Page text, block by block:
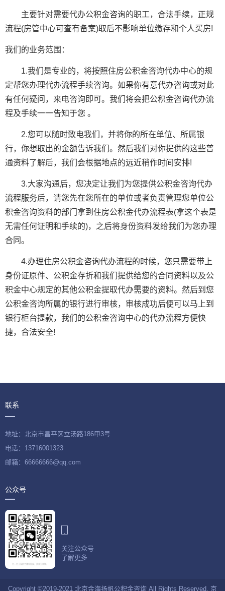
主要针对需要代办公积金咨询的职工，合法手续，正规
流程(房管中心可查有备案)取后不影响单位缴存和个人买房!
我们的业务范围：
1.我们是专业的，将按照住房公积金咨询代办中心的规
定帮您办理代办流程手续咨询。如果你有意代办咨询或对此
有任何疑问，来电咨询即可。我们将会把公积金咨询代办流
程及手续一一告知于您 。
2.您可以随时致电我们，并将你的所在单位、所属银
行，你想取出的金额告诉我们。然后我们对你提供的这些普
通资料了解后，我们会根据地点的远近稍作时间安排!
3.大家沟通后，您决定让我们为您提供公积金咨询代办
流程服务后，请您先在您所在的单位或者负责管理您单位公
积金咨询资料的部门拿到住房公积金代办流程表(拿这个表是
无需任何证明和手续的)，之后将身份资料发给我们为您办理
合同。
4.办理住房公积金咨询代办流程的时候，您只需要带上
身份证原件、公积金存折和我们提供给您的合同资料以及公
积金中心规定的其他公积金提取代办需要的资料。然后到您
公积金咨询所属的银行进行审核，审核成功后便可以马上到
银行柜台提款，我们的公积金咨询中心的代办流程方便快
捷，合法安全!
联系
地址：北京市昌平区立汤路186甲3号
电话：13716001323
邮箱：66666666@qq.com
公众号
关注公众号
了解更多
Copyright ©2019-2021 北京金海扬帆公积金咨询 All Rights Reserved. 京